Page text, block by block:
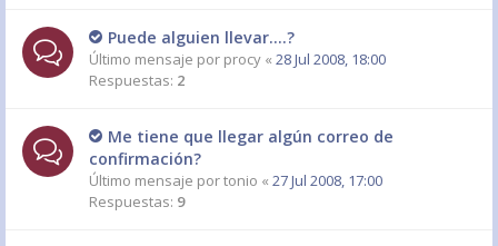
Puede alguien llevar....?
Último mensaje por procy « 28 Jul 2008, 18:00
Respuestas: 2
Me tiene que llegar algún correo de
confirmación?
Último mensaje portonio « 27 Jul 2008, 17:00
Respuestas: 9